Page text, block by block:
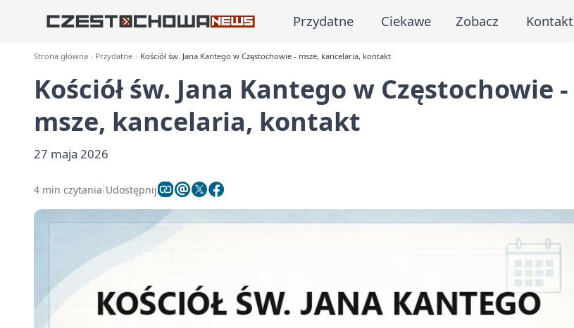
Przydatne Ciekawe Zobacz Kontakt
Strona główna Przydatne Kościół św. Jana Kantego w Częstochowie - msze, kancelaria, kontakt
Kościół św. Jana Kantego w Częstochowie -
msze, kancelaria, kontakt
27 maja 2026
4 min czytania Udostępnij